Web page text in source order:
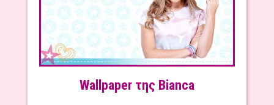
Wallpaper της Bianca